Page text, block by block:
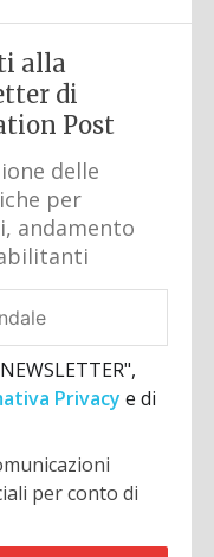
alla
di
Post
delle
per
andamento
Privacye di
per conto di